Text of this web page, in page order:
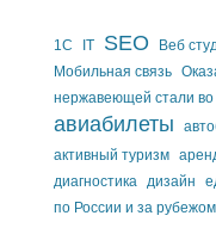
1С IT SEO Веб
Мобильная связь
нержавеющей стали во
авиабилеты
активный туризм
диагностика дизайн
по России и за рубежом